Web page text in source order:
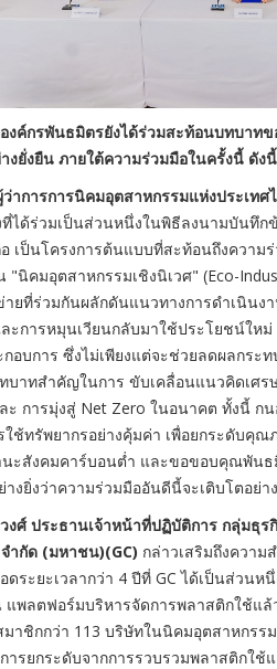
งค์กรพันธมิตรยังได้ร่วมสะท้อนบทบาท
งยั่งยืน ภายใต้ความร่วมมือในครั้งนี้ ดัง
าการการนิคมอุตสาหกรรมแห่งประเทศ
ได้ร่วมเป็นส่วนหนึ่งในพิธีลงนามบันทึก
เป็นโครงการต้นแบบที่สะท้อนถึงควา
"นิคมอุตสาหกรรมเชิงนิเวศ" (Eco-
ยที่ร่วมกันผลักดันแนวทางการดำเนินง
ะการหมุนเวียนกลับมาใช้ประโยชน์ให
อบการ ซึ่งไม่เพียงแต่จะช่วยลดผลกร
บาทสำคัญในการ ขับเคลื่อนแนวคิดเศร
ะ การมุ่งสู่ Net Zero ในอนาคต ทั้งนี้
ใช้ทรัพยากรอย่างคุ้มค่า เพื่อยกระดับ
ะสังคมคาร์บอนต่ำ และขอขอบคุณพันธ
งยิ่งว่าความร่วมมืออันดีนี้จะเติบโตอย่า
ศ์ ประธานเจ้าหน้าที่ปฏิบัติการ กลุ่มธุ
ำกัด (มหาชน)(GC) กล่าวเสริมถึงควา
ระยะเวลากว่า 4 ปีที่ GC ได้เป็นส่วนห
แพลตฟอร์มบริหารจัดการพลาสติกใช้
าชิกกว่า 113 บริษัทในนิคมอุตสาหกร
รยกระดับจากการรวบรวมพลาสติกใช้